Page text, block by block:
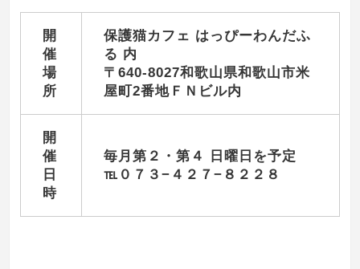
開
催
場
所
保護猫カフェ はっぴーわんだふ
る 内
〒640-8027和歌山県和歌山市米
屋町2番地ＦＮビル内
開
催
日
時
毎月第２・第４
日曜日を予定
℡０７３−４２７−８２２８